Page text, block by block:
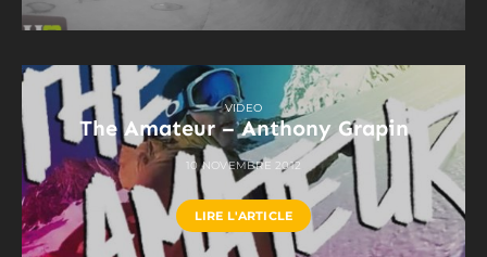
VIDEO
The Amateur – Anthony Grapin
10 NOVEMBRE 2012
LIRE L'ARTICLE